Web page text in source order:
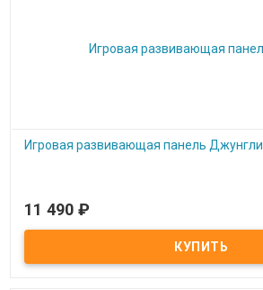
Игровая развивающая панель Джунгли
Под заказ
Игровая развивающая панель Джунгли
11 490 ₽